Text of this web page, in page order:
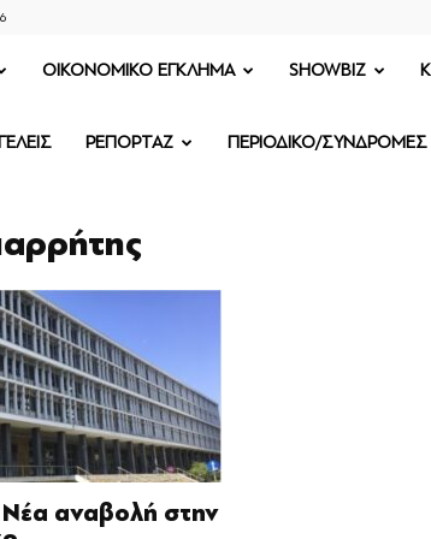
OIKONOMIKO ΕΓΚΛΗΜΑ SHOWBIZ
ΡΕΠΟΡΤΑΖ ΠΕΡΙΟΔΙΚΟ/ΣΥΝΔΡΟΜΕΣ
αναβολή στην